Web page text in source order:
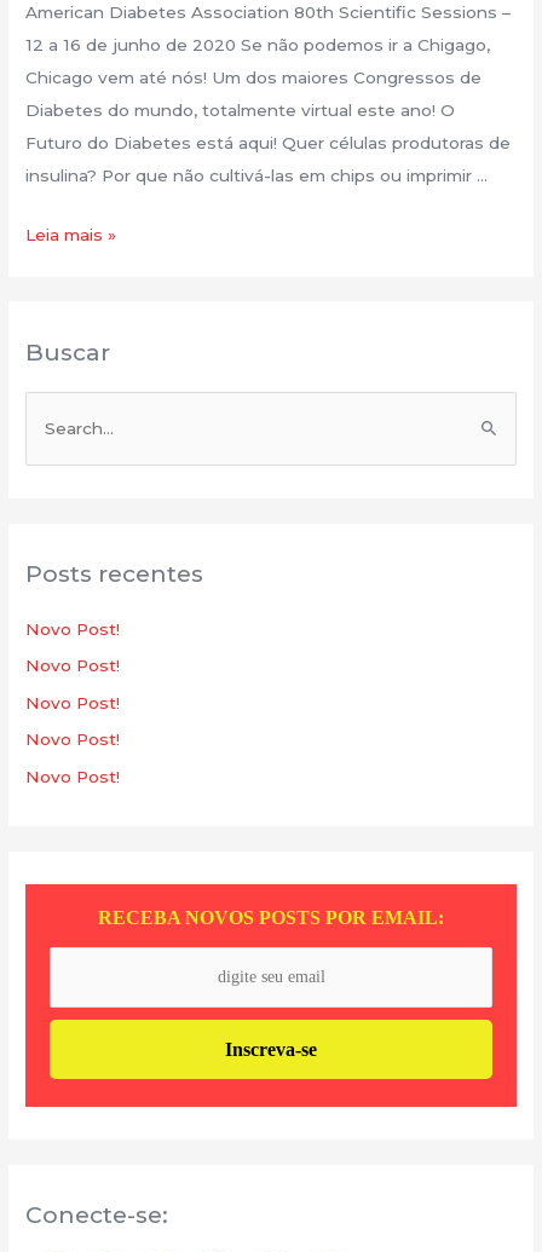
Buscar
e
u
s
a
r
Posts recentes
Novo Post!
Novo Post!
Novo Post!
Novo Post!
Novo Post!
RECEBA NOVOS POSTS POR EMAIL:
Conecte-se:
American Diabetes Association 80th Scientific Sessions –
12 a 16 de junho de 2020 Se não podemos ir a Chigago,
Chicago vem até nós! Um dos maiores Congressos de
Diabetes do mundo, totalmente virtual este ano! O
Futuro do Diabetes está aqui! Quer células produtoras de
insulina? Por que não cultivá-las em chips ou imprimir …
Leia mais »